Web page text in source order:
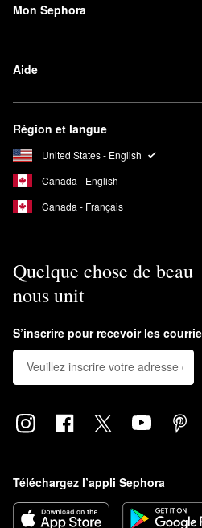
Mon Sephora
Aide
Région et langue
United States - English
Canada - English
Canada - Français
Quelque chose de beau
nous unit
S’inscrire pour recevoir les
Téléchargez l’appli Sephora